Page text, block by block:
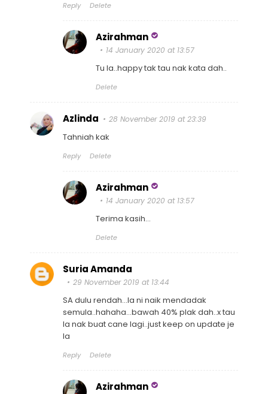
Reply Delete
Azirahman
14 January 2020 at 13:57
Tu la..happy tak tau nak kata dah..
Delete
Azlinda 28 November 2019 at 23:39
Tahniah kak
Reply Delete
Azirahman
14 January 2020 at 13:57
Terima kasih...
Delete
Suria Amanda
29 November 2019 at 13:44
SA dulu rendah...la ni naik mendadak
semula..hahaha...bawah 40% plak dah..x tau
la nak buat cane lagi..just keep on update je
la
Reply Delete
Azirahman